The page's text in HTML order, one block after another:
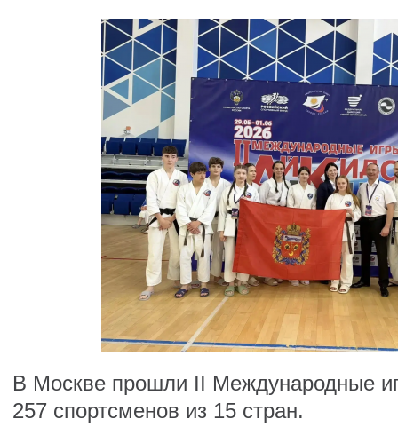
В Москве прошли II Международные
257 спортсменов из 15 стран.